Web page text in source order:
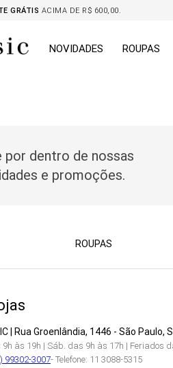
GRÁTIS ACIMA DE R$ 600,00.
NOVIDADES ROUPAS
por dentro de nossas
e promoções.
ROUPAS
| Rua Groenlândia, 1446 - São Paulo,
9h às 19h | Sáb. das 9h às 17h | Feriados
99302-3007- Telefone: 11 3088-5315